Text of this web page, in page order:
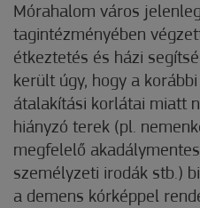
Mórahalom város
tagintézményében
étkeztetés és házi
került úgy, hogy a
átalakítási korlátai miatt
hiányzó terek (pl.
megfelelő
személyzeti irodák stb.)
a demens kórképpel